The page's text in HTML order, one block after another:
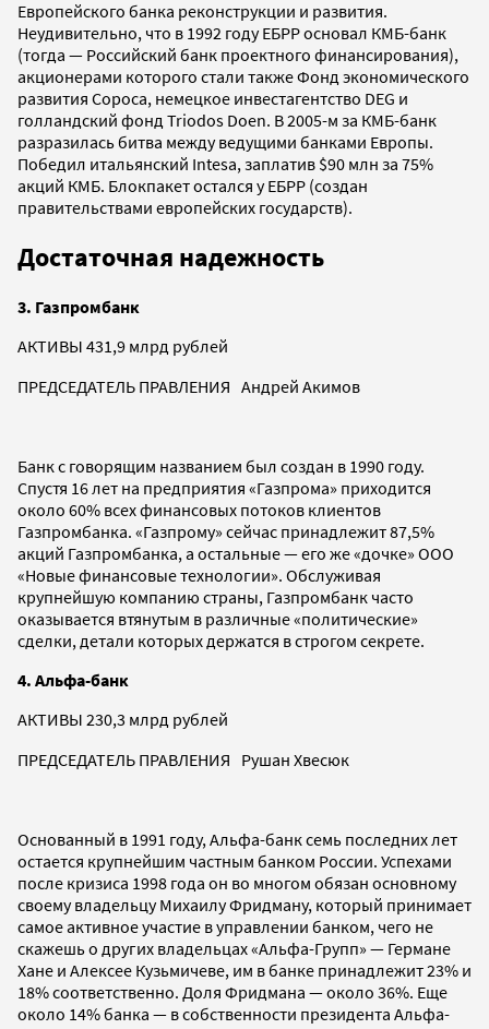
Европейского банка реконструкции и развития.
Неудивительно, что в 1992 году ЕБРР основал КМБ-банк
(тогда — Российский банк проектного финансирования),
акционерами которого стали также Фонд экономического
развития Сороса, немецкое инвестагентство DEG и
голландский фонд Triodos Doen. В 2005-м за КМБ-банк
разразилась битва между ведущими банками Европы.
Победил итальянский Intesa, заплатив $90 млн за 75%
акций КМБ. Блокпакет остался у ЕБРР (создан
правительствами европейских государств).
Достаточная надежность
3. Газпромбанк
АКТИВЫ 431,9 млрд рублей
ПРЕДСЕДАТЕЛЬ ПРАВЛЕНИЯ Андрей Акимов
Банк с говорящим названием был создан в 1990 году.
Спустя 16 лет на предприятия «Газпрома» приходится
около 60% всех финансовых потоков клиентов
Газпромбанка. «Газпрому» сейчас принадлежит 87,5%
акций Газпромбанка, а остальные — его же «дочке» ООО
«Новые финансовые технологии». Обслуживая
крупнейшую компанию страны, Газпромбанк часто
оказывается втянутым в различные «политические»
сделки, детали которых держатся в строгом секрете.
4. Альфа-банк
АКТИВЫ 230,3 млрд рублей
ПРЕДСЕДАТЕЛЬ ПРАВЛЕНИЯ Рушан Хвесюк
Основанный в 1991 году, Альфа-банк семь последних лет
остается крупнейшим частным банком России. Успехами
после кризиса 1998 года он во многом обязан основному
своему владельцу Михаилу Фридману, который принимает
самое активное участие в управлении банком, чего не
скажешь о других владельцах «Альфа-Групп» — Германе
Хане и Алексее Кузьмичеве, им в банке принадлежит 23% и
18% соответственно. Доля Фридмана — около 36%. Еще
около 14% банка — в собственности президента Альфа-